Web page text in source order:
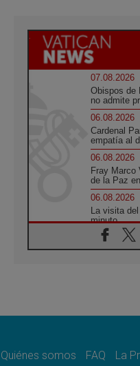
07.08.2026
Obispos de
no admite
06.08.2026
Cardenal
empatía al
06.08.2026
Fray Marco
de la Paz
06.08.2026
La visita
minuto
06.08.2026
El
Comienzan
Quiénes somos FAQ La